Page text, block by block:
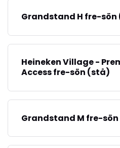
Grandstand H fre-
Heineken Village -
Access fre-sön (stå)
Grandstand M fre-